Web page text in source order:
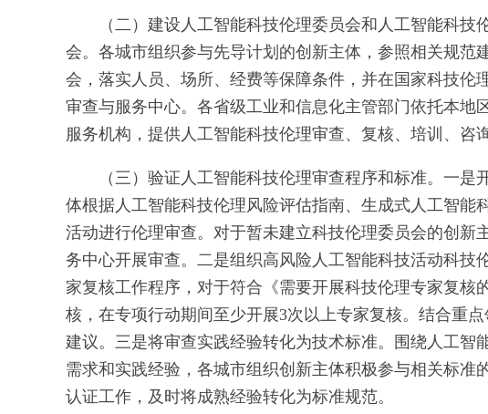
（二）建设人工智能科技伦理委员会和人工智能科
会。各城市组织参与先导计划的创新主体，参照相关规范
会，落实人员、场所、经费等保障条件，并在国家科技伦
审查与服务中心。各省级工业和信息化主管部门依托本地
服务机构，提供人工智能科技伦理审查、复核、培训、咨
（三）验证人工智能科技伦理审查程序和标准。一
体根据人工智能科技伦理风险评估指南、生成式人工智能
活动进行伦理审查。对于暂未建立科技伦理委员会的创新
务中心开展审查。二是组织高风险人工智能科技活动科
家复核工作程序，对于符合《需要开展科技伦理专家复核
核，在专项行动期间至少开展3次以上专家复核。结合重
建议。三是将审查实践经验转化为技术标准。围绕人工
需求和实践经验，各城市组织创新主体积极参与相关标
认证工作，及时将成熟经验转化为标准规范。